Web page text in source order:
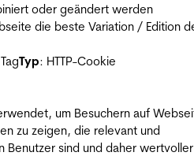
oder geändert werden
die beste Variation / Edition
Typ: HTTP-Cookie
um Besuchern auf
zu zeigen, die relevant und
Benutzer sind und daher